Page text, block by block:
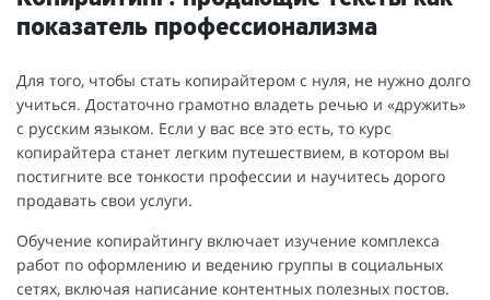
показатель профессионализма
Для того, чтобы стать копирайтером с нуля, не нужно долго
учиться. Достаточно грамотно владеть речью и «дружить»
с русским языком. Если у вас все это есть, то курс
копирайтера станет легким путешествием, в котором вы
постигните все тонкости профессии и научитесь дорого
продавать свои услуги.
Обучение копирайтингу включает изучение комплекса
работ по оформлению и ведению группы в социальных
сетях, включая написание контентных полезных постов.